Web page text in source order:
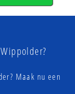
Maak nu een